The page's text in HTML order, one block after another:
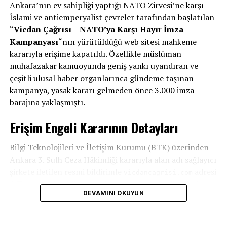
Ankara’nın ev sahipliği yaptığı NATO Zirvesi’ne karşı
İslami ve antiemperyalist çevreler tarafından başlatılan
“Vicdan Çağrısı – NATO’ya Karşı Hayır İmza
Kampanyası“nın yürütüldüğü web sitesi mahkeme
kararıyla erişime kapatıldı. Özellikle müslüman
muhafazakar kamuoyunda geniş yankı uyandıran ve
çeşitli ulusal haber organlarınca gündeme taşınan
kampanya, yasak kararı gelmeden önce 3.000 imza
barajına yaklaşmıştı.
Erişim Engeli Kararının Detayları
Bilgi Teknolojileri ve İletişim Kurumu (BTK) üzerinden
Ankara 3. Sulh Ceza Hâkimliği kararıyla alan adı sağlayıcı
6 Temmuz’dan itibaren askıya alındı ve site üzerinden
yapılan yayınlar tamamen durduruldu.
Kampanya 3 Bin İmzaya Yaklaşmıştı
DEVAMINI OKUYUN